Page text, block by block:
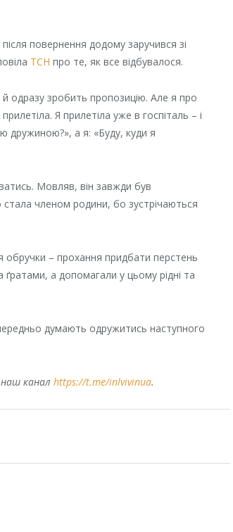
повернення додому заручився зі
ТСН про те, як все відбувалося.
одразу зробить пропозицію. Але я про
Я прилетіла уже в госпіталь – і
дружиною?», а я: «Буду, куди я
Мовляв, він завжди був
членом родини, бо зустрічаються
обручки – прохання придбати перстень
а допомагали у цьому рідні та
думають одружитись наступного
наш каналhttps://t.me/inlvivinua.